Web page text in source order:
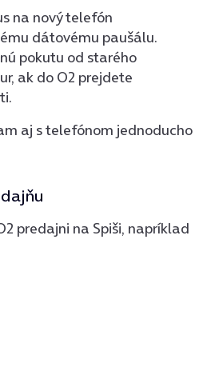
na nový telefón
dátovému paušálu.
pokutu od starého
ak do O2 prejdete
aj s telefónom jednoducho
predajni na Spiši, napríklad